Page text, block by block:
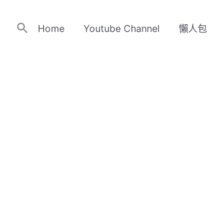
Home Youtube Channel 懶人包